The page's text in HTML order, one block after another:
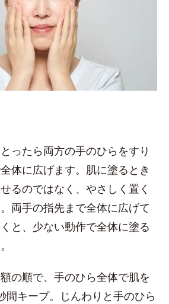
ったら両方の手のひらをすり
体に広げます。肌に塗るとき
るのではなく、やさしく置く
両手の指先まで全体に広げて
と、少ない動作で全体に塗る
の順で、手のひら全体で肌を
間キープ。じんわりと手のひら